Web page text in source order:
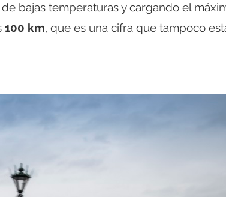
bajas temperaturas y cargando el
100 km, que es una cifra que tampoco